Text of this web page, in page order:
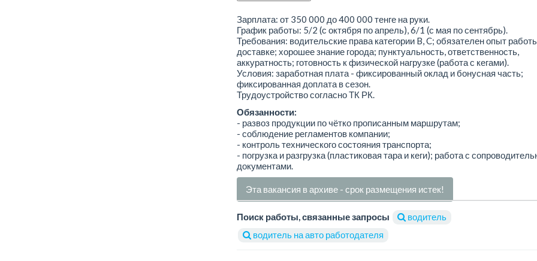
Зарплата: от 350 000 до 400 000 тенге на руки.
График работы: 5/2 (с октября по апрель), 6/1 (с мая по сентябрь).
Требования: водительские права категории B, C; обязателен опыт
доставке; хорошее знание города; пунктуальность, ответственность,
аккуратность; готовность к физической нагрузке (работа с кегами).
Условия: заработная плата - фиксированный оклад и бонусная часть;
фиксированная доплата в сезон.
Трудоустройство согласно ТК РК.
Обязанности:
- развоз продукции по чётко прописанным маршрутам;
- соблюдение регламентов компании;
- контроль технического состояния транспорта;
- погрузка и разгрузка (пластиковая тара и кеги); работа с
документами.
Эта вакансия в архиве - срок размещения истек!
Поиск работы, связанные запросы
водитель
водитель на авто работодателя